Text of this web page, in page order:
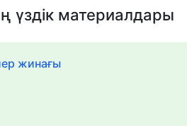
үздік материалдары
жинағы